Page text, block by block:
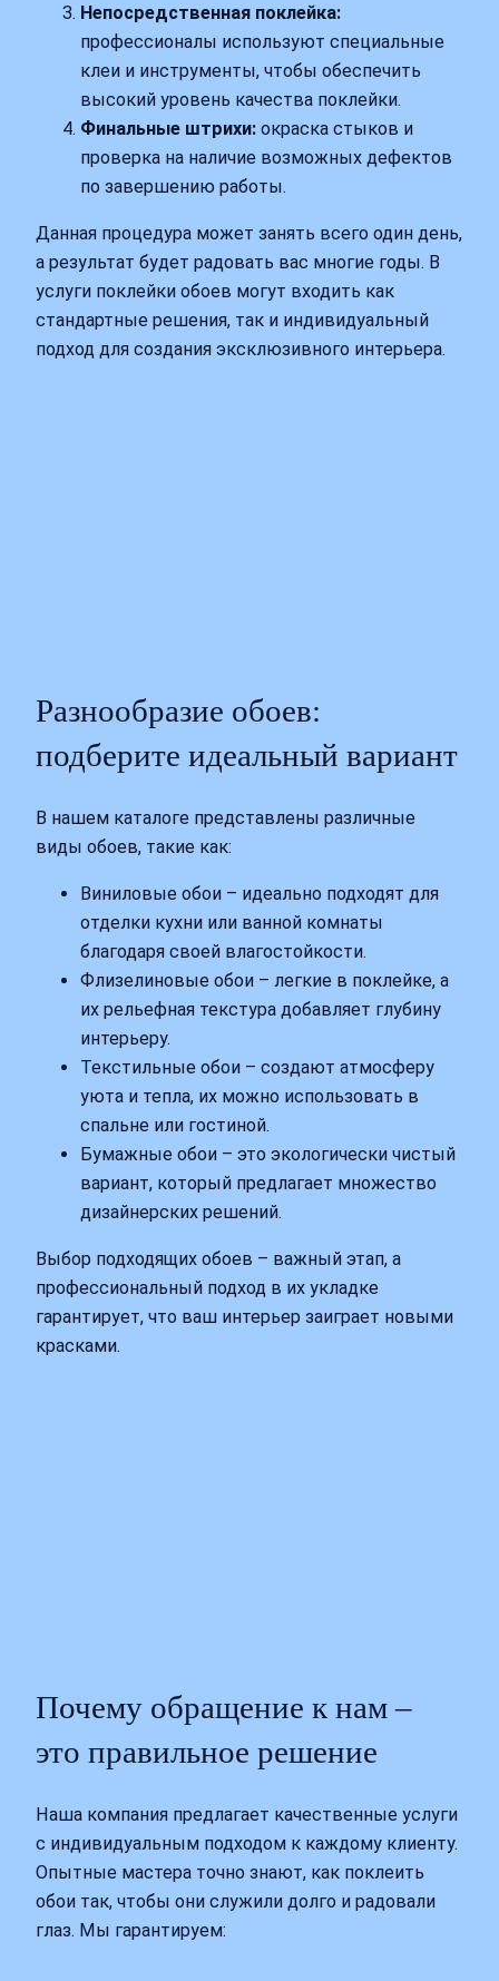
Непосредственная поклейка:
профессионалы используют специальные
клеи и инструменты, чтобы обеспечить
высокий уровень качества поклейки.
Финальные штрихи: окраска стыков и
проверка на наличие возможных дефектов
по завершению работы.
Данная процедура может занять всего один день,
а результат будет радовать вас многие годы. В
услуги поклейки обоев могут входить как
стандартные решения, так и индивидуальный
подход для создания эксклюзивного интерьера.
Разнообразие обоев:
подберите идеальный вариант
В нашем каталоге представлены различные
виды обоев, такие как:
Виниловые обои – идеально подходят для
отделки кухни или ванной комнаты
благодаря своей влагостойкости.
Флизелиновые обои – легкие в поклейке, а
их рельефная текстура добавляет глубину
интерьеру.
Текстильные обои – создают атмосферу
уюта и тепла, их можно использовать в
спальне или гостиной.
Бумажные обои – это экологически чистый
вариант, который предлагает множество
дизайнерских решений.
Выбор подходящих обоев – важный этап, а
профессиональный подход в их укладке
гарантирует, что ваш интерьер заиграет новыми
красками.
Почему обращение к нам –
это правильное решение
Наша компания предлагает качественные услуги
с индивидуальным подходом к каждому клиенту.
Опытные мастера точно знают, как поклеить
обои так, чтобы они служили долго и радовали
глаз. Мы гарантируем: